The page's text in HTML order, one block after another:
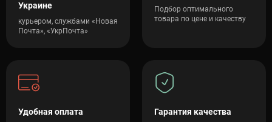
Украине
курьером, службами «Новая
Почта», «УкрПочта»
Подбор оптимального
товара по цене и качеству
Удобная оплата Гарантия качества